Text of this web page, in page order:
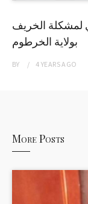
لمشكلة الخريف
بولاية الخرطوم
BY 4 YEARSAGO
More Posts